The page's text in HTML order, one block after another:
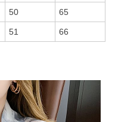
50 65
51 66